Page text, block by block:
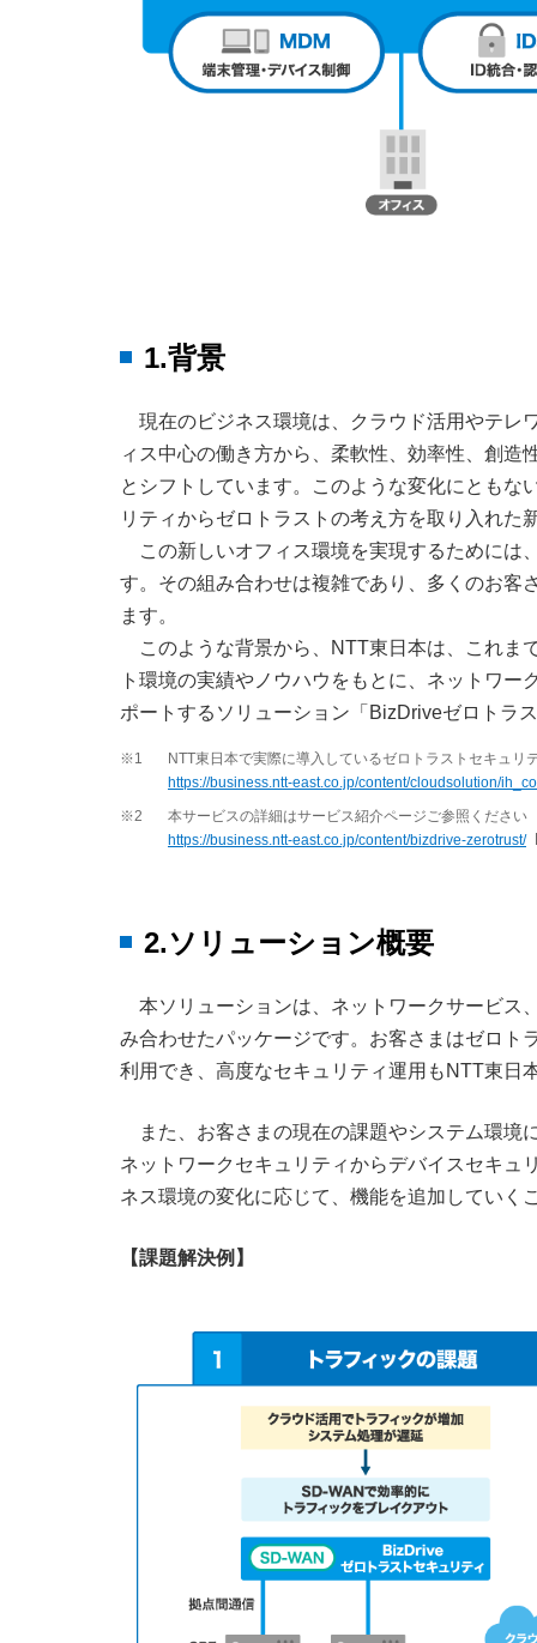
1.背景
現在のビジネス環境は、クラウド活用やテレ
ィス中心の働き方から、柔軟性、効率性、創
とシフトしています。このような変化にともな
リティからゼロトラストの考え方を取り入れ
この新しいオフィス環境を実現するためには
す。その組み合わせは複雑であり、多くのお客
ます。
このような背景から、NTT東日本は、これま
ト環境の実績やノウハウをもとに、ネットワ
ポートするソリューション「BizDriveゼロトラ
※1
NTT東日本で実際に導入しているゼロトラストセキュリ
https://business.ntt-east.co.jp/content/cloudsolution/
※2
本サービスの詳細はサービス紹介ページご参照ください
https://business.ntt-east.co.jp/content/bizdrive-zerotrust/
2.ソリューション概要
本ソリューションは、ネットワークサービス
み合わせたパッケージです。お客さまはゼロト
利用でき、高度なセキュリティ運用もNTT東日
また、お客さまの現在の課題やシステム環
ネットワークセキュリティからデバイスセキュ
ネス環境の変化に応じて、機能を追加していく
【課題解決例】